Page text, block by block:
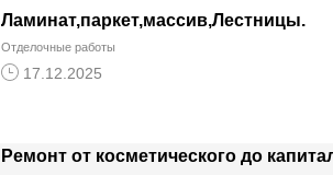
Ламинат,паркет,массив,Лестницы.
Отделочные работы
17.12.2025
Ремонт от косметического до